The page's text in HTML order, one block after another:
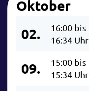
Oktober
02.
16:00 bis
16:34 Uhr
09.
15:00 bis
15:34 Uhr